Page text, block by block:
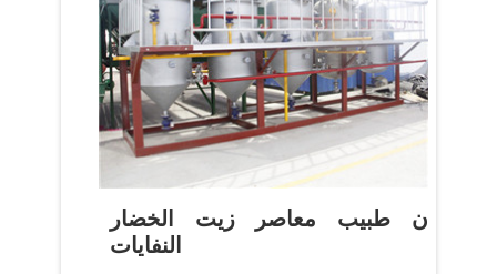
ن طبيب معاصر زيت الخضار
النفايات